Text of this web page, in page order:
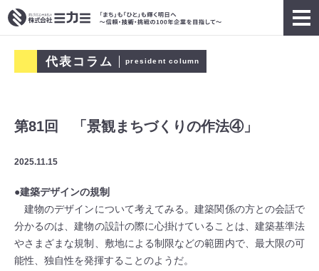
代表コラム president column
第81回 「景観まちづくりの作法④」
2025.11.15
●建築デザインの規制
建物のデザインについて考えてみる。建築関係の方との会話で
分かるのは、建物の設計の際に心掛けていることは、建築基準法
やさまざまな規制、敷地による制限などの範囲内で、最大限の可
能性、独自性を発揮することのようだ。